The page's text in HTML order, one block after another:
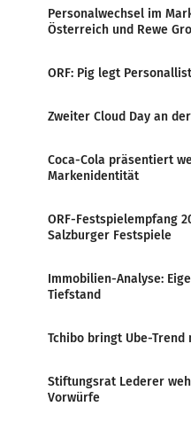
Personalwechsel im
Österreich und Rewe
ORF: Pig legt
Zweiter Cloud Day an
Coca-Cola präsentiert
Markenidentität
ORF-Festspielempfang
Salzburger Festspiele
Immobilien-Analyse:
Tiefstand
Tchibo bringt Ube-Trend
Stiftungsrat Lederer
Vorwürfe